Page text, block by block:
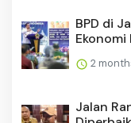
BPD di
Ekonomi
2
Jalan